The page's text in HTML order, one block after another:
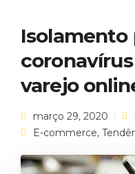
Isolamento
varejo
março 29, 2020
E-commerce,